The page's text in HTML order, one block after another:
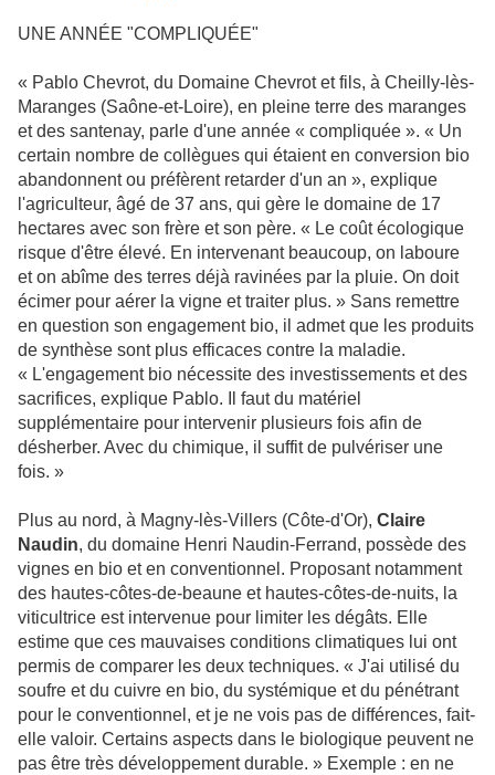
UNE ANNÉE "COMPLIQUÉE"
« Pablo Chevrot, du Domaine Chevrot et fils, à Cheilly-lès-
Maranges (Saône-et-Loire), en pleine terre des maranges
et des santenay, parle d'une année « compliquée ». « Un
certain nombre de collègues qui étaient en conversion bio
abandonnent ou préfèrent retarder d'un an », explique
l'agriculteur, âgé de 37 ans, qui gère le domaine de 17
hectares avec son frère et son père. « Le coût écologique
risque d'être élevé. En intervenant beaucoup, on laboure
et on abîme des terres déjà ravinées par la pluie. On doit
écimer pour aérer la vigne et traiter plus. » Sans remettre
en question son engagement bio, il admet que les produits
de synthèse sont plus efficaces contre la maladie.
« L'engagement bio nécessite des investissements et des
sacrifices, explique Pablo. Il faut du matériel
supplémentaire pour intervenir plusieurs fois afin de
désherber. Avec du chimique, il suffit de pulvériser une
fois. »
Plus au nord, à Magny-lès-Villers (Côte-d'Or), Claire
Naudin, du domaine Henri Naudin-Ferrand, possède des
vignes en bio et en conventionnel. Proposant notamment
des hautes-côtes-de-beaune et hautes-côtes-de-nuits, la
viticultrice est intervenue pour limiter les dégâts. Elle
estime que ces mauvaises conditions climatiques lui ont
permis de comparer les deux techniques. « J'ai utilisé du
soufre et du cuivre en bio, du systémique et du pénétrant
pour le conventionnel, et je ne vois pas de différences, fait-
elle valoir. Certains aspects dans le biologique peuvent ne
pas être très développement durable. » Exemple : en ne